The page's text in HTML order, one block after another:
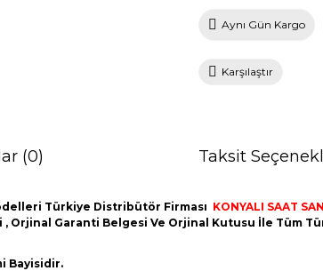
Aynı Gün Kargo
Karşılaştır
(0) Taksit
Türkiye Distribütör Firması KONYALI SAAT
, Orjinal Garanti Belgesi Ve Orjinal Kutusu İle Tüm
Bayisidir.